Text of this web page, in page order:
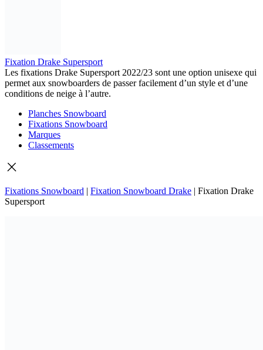
Fixation Drake Supersport
Les fixations Drake Supersport 2022/23 sont une option unisexe qui
permet aux snowboarders de passer facilement d’un style et d’une
conditions de neige à l’autre.
Planches Snowboard
Fixations Snowboard
Marques
Classements
Fixations Snowboard | Fixation Snowboard Drake | Fixation Drake
Supersport